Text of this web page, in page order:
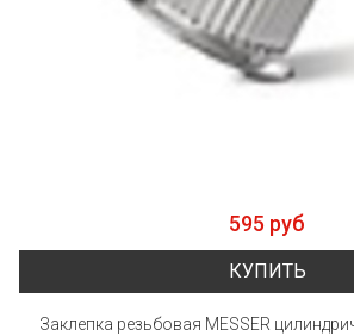
595 руб
КУПИТЬ
Заклепка резьбовая MESSER